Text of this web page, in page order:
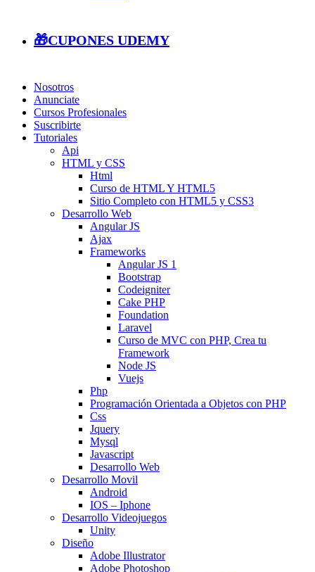
🎁CUPONES UDEMY
Nosotros
Anunciate
Cursos Profesionales
Suscribirte
Tutoriales
Api
HTML y CSS
Html
Curso de HTML Y HTML5
Sitio Completo con HTML5 y CSS3
Desarrollo Web
Angular JS
Ajax
Frameworks
Angular JS 1
Bootstrap
Codeigniter
Cake PHP
Foundation
Laravel
Curso de MVC con PHP, Crea tu
Framework
Node JS
Vuejs
Php
Programación Orientada a Objetos con PHP
Css
Jquery
Mysql
Javascript
Desarrollo Web
Desarrollo Movil
Android
IOS – Iphone
Desarrollo Videojuegos
Unity
Diseño
Adobe Illustrator
Adobe Photoshop